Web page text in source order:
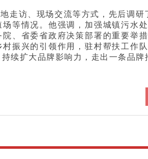
走访、现场交流等方式，先后调
等情况。他强调，加强城镇污水
、省委省政府决策部署的重要举
村振兴的引领作用，驻村帮扶工作
续扩大品牌影响力，走出一条品